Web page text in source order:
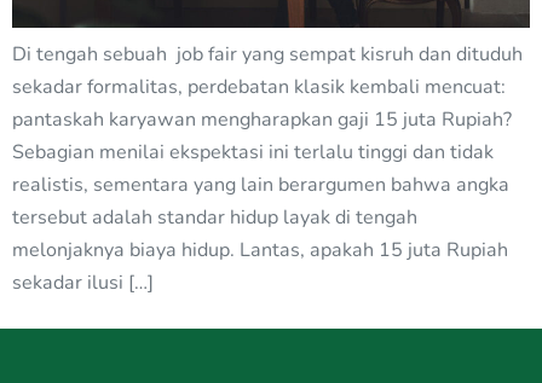
Di tengah sebuah job fair yang sempat kisruh dan dituduh
sekadar formalitas, perdebatan klasik kembali mencuat:
pantaskah karyawan mengharapkan gaji 15 juta Rupiah?
Sebagian menilai ekspektasi ini terlalu tinggi dan tidak
realistis, sementara yang lain berargumen bahwa angka
tersebut adalah standar hidup layak di tengah
melonjaknya biaya hidup. Lantas, apakah 15 juta Rupiah
sekadar ilusi […]